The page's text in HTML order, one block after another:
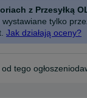
z Przesyłką
wystawiane tylko
Jak działają oceny?
tego